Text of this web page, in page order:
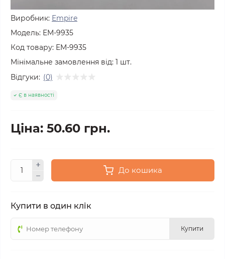
Виробник: Empire
Модель: EM-9935
Код товару: EM-9935
Мінімальне замовлення від: 1 шт.
Відгуки: (0)
Є в наявності
Ціна: 50.60 грн.
До кошика
Купити в один клік
Купити